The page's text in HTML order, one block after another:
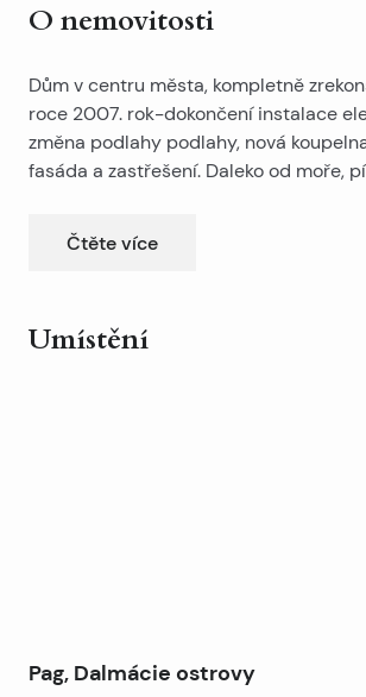
O nemovitosti
Dům v centru města, kompletně
roce 2007. rok-dokončení instalace
změna podlahy podlahy, nová
fasáda a zastřešení. Daleko od moře,
jedná o stravovací zařízení, zatímco
prostoru je zvláštní, a prodávat
Čtěte více
Umístění
Pag, Dalmácie ostrovy